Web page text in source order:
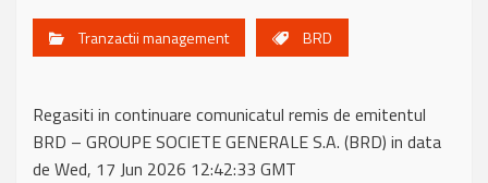
Tranzactii management BRD
Regasiti in continuare comunicatul remis de emitentul
BRD – GROUPE SOCIETE GENERALE S.A. (BRD) in data
de Wed, 17 Jun 2026 12:42:33 GMT